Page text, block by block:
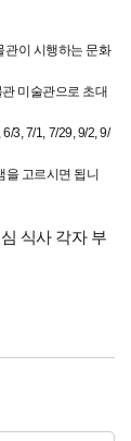
관이 시행하는 문화
관 미술관으로 초대
6/3, 7/1, 7/29, 9/2, 9/
을 고르시면 됩니
식사 각자 부